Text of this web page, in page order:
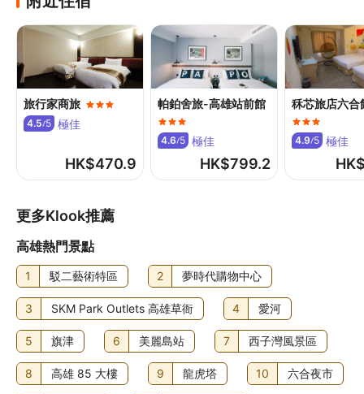
加床政策
此酒店不可加床
如有兒童同行或額外住客可能需支付額外費用，詳情請向酒
店查詢
寵物政策
可攜帶寵物
其他費用
服務性動物免付費
稅，並且可能會改變。
旅行家商旅
4.5/5 極佳
HK$470.9
帕鉑舍旅-高雄站前館
4.6/5 極佳
HK$799.2
秝芯旅店六合
4.9/5 極佳
更多Klook推薦
高雄熱門景點
1 駁二藝術特區 2 夢時代購物中心
3 SKM Park Outlets 高雄草衙 4 愛河
5 旗津 6 美麗島站 7 西子灣風景區
8 高雄 85 大樓 9 龍虎塔 10 六合夜市